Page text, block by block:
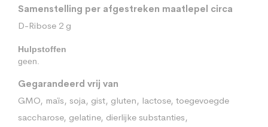
Samenstelling per afgestreken maatlepel circa
D-Ribose 2 g
Hulpstoffen
geen.
Gegarandeerd vrij van
GMO, maïs, soja, gist, gluten, lactose, toegevoegde
saccharose, gelatine, dierlijke substanties,